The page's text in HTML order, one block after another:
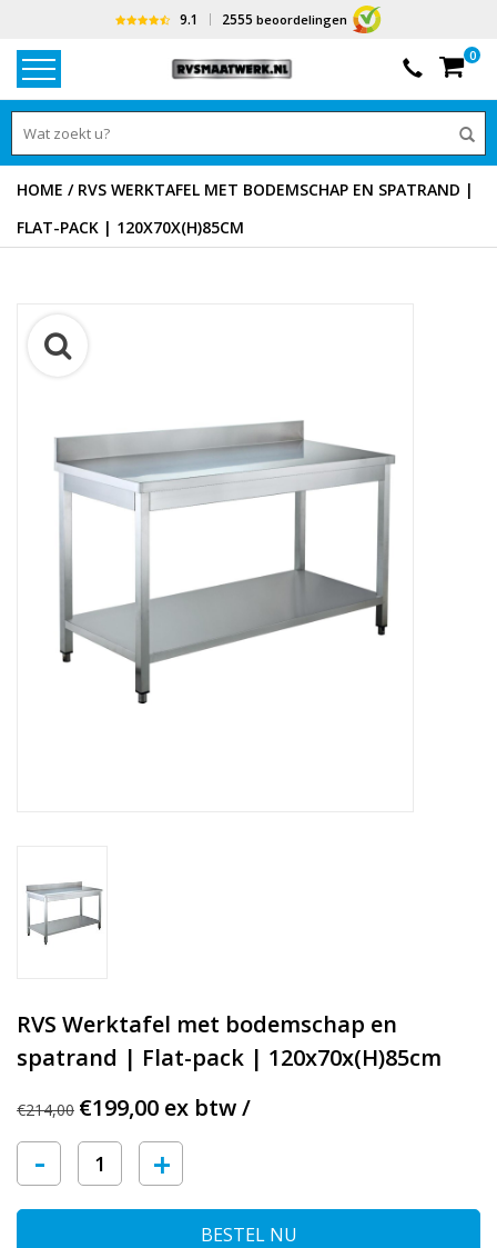
9.1 2555 beoordelingen
0
HOME / RVS WERKTAFEL MET BODEMSCHAP EN SPATRAND |
FLAT-PACK | 120X70X(H)85CM
RVS Werktafel met bodemschap en
spatrand | Flat-pack | 120x70x(H)85cm
€214,00 €199,00 ex btw /
- +
BESTEL NU